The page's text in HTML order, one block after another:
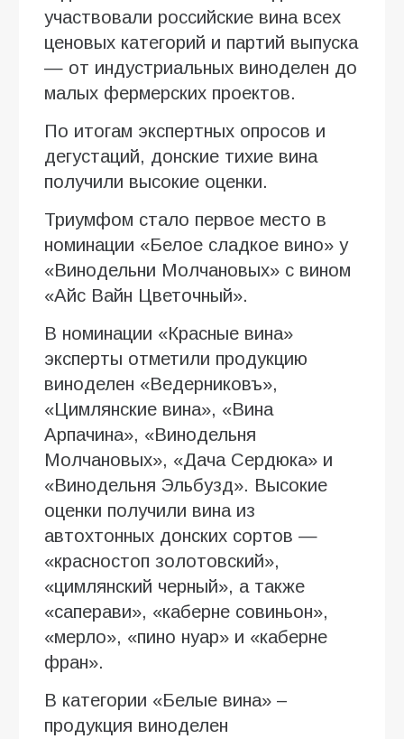
участвовали российские вина всех
ценовых категорий и партий выпуска
— от индустриальных виноделен до
малых фермерских проектов.
По итогам экспертных опросов и
дегустаций, донские тихие вина
получили высокие оценки.
Триумфом стало первое место в
номинации «Белое сладкое вино» у
«Винодельни Молчановых» с вином
«Айс Вайн Цветочный».
В номинации «Красные вина»
эксперты отметили продукцию
виноделен «Ведерниковъ»,
«Цимлянские вина», «Вина
Арпачина», «Винодельня
Молчановых», «Дача Сердюка» и
«Винодельня Эльбузд». Высокие
оценки получили вина из
автохтонных донских сортов —
«красностоп золотовский»,
«цимлянский черный», а также
«саперави», «каберне совиньон»,
«мерло», «пино нуар» и «каберне
фран».
В категории «Белые вина» –
продукция виноделен